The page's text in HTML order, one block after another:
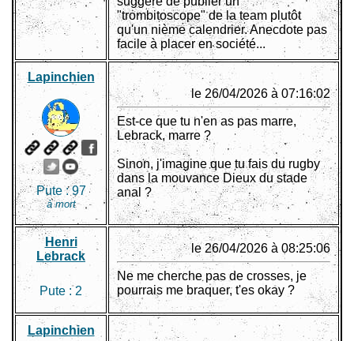
"trombitoscope" de la team plutôt
qu'un nième calendrier. Anecdote pas
facile à placer en société...
Lapinchien
Pute :97
à mort
le 26/04/2026 à 07:16:02
Est-ce que tu n'en as pas marre,
Lebrack, marre ?
Sinon, j'imagine que tu fais du rugby
dans la mouvance Dieux du stade
anal ?
Henri
Lebrack
Pute :2
le 26/04/2026 à 08:25:06
Ne me cherche pas de crosses, je
pourrais me braquer, t'es okay ?
Lapinchien